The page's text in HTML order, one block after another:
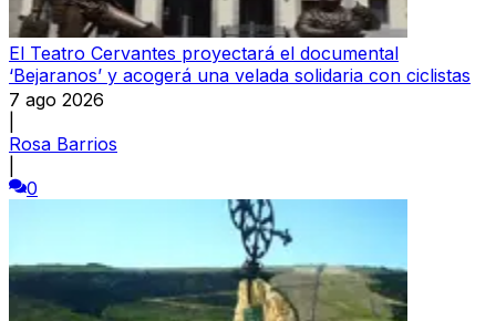
El Teatro Cervantes proyectará el documental
‘Bejaranos’ y acogerá una velada solidaria con ciclistas
7 ago 2026
Rosa Barrios
0